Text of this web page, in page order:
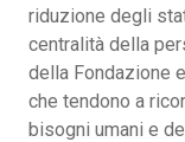
riduzione degli
centralità della
della Fondazione
che tendono a
bisogni umani e